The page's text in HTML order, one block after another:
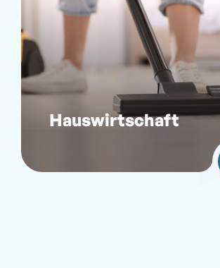
Hauswirtschaft